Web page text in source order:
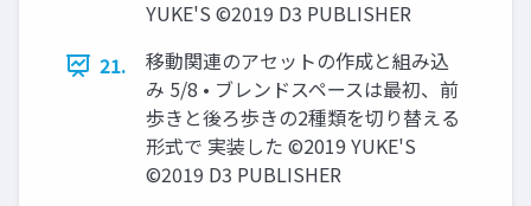
YUKE'S ©2019 D3 PUBLISHER
21.
移動関連のアセットの作成と組み込
み 5/8 • ブレンドスペースは最初、前
歩きと後ろ歩きの2種類を切り替える
形式で 実装した ©2019 YUKE'S
©2019 D3 PUBLISHER